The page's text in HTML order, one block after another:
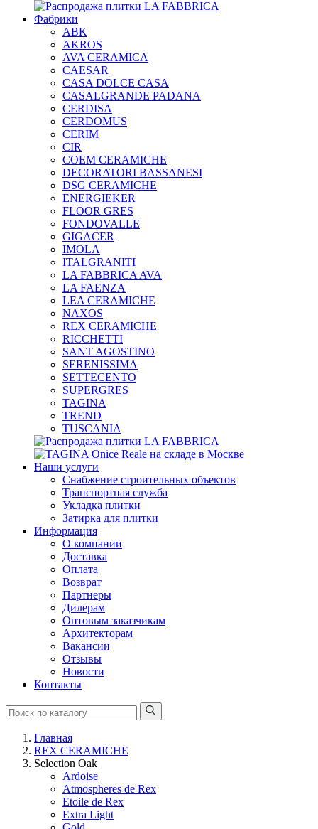
Фабрики
ABK
AKROS
AVA CERAMICA
CAESAR
CASA DOLCE CASA
CASALGRANDE PADANA
CERDISA
CERDOMUS
CERIM
CIR
COEM CERAMICHE
DECORATORI BASSANESI
DSG CERAMICHE
ENERGIEKER
FLOOR GRES
FONDOVALLE
GIGACER
IMOLA
ITALGRANITI
LA FABBRICA AVA
LA FAENZA
LEA CERAMICHE
NAXOS
REX CERAMICHE
RICCHETTI
SANT AGOSTINO
SERENISSIMA
SETTECENTO
SUPERGRES
TAGINA
TREND
TUSCANIA
Наши услуги
Снабжение строительных объектов
Транспортная служба
Укладка плитки
Затирка для плитки
Информация
О компании
Доставка
Оплата
Возврат
Партнеры
Дилерам
Оптовым заказчикам
Архитекторам
Вакансии
Отзывы
Новости
Контакты
Главная
REX CERAMICHE
Selection Oak
Ardoise
Atmospheres de Rex
Etoile de Rex
Extra Light